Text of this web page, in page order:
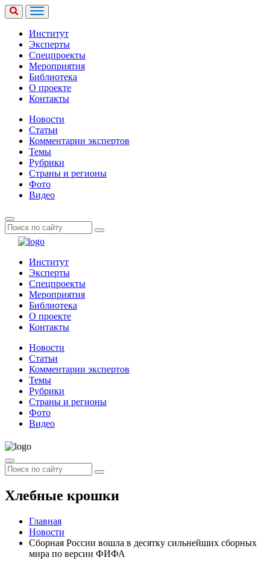
Институт
Эксперты
Спецпроекты
Мероприятия
Библиотека
О проекте
Контакты
Новости
Статьи
Комментарии экспертов
Темы
Рубрики
Страны и регионы
Фото
Видео
Институт
Эксперты
Спецпроекты
Мероприятия
Библиотека
О проекте
Контакты
Новости
Статьи
Комментарии экспертов
Темы
Рубрики
Страны и регионы
Фото
Видео
Хлебные крошки
Главная
Новости
Сборная России вошла в десятку сильнейших сборных
мира по версии ФИФА